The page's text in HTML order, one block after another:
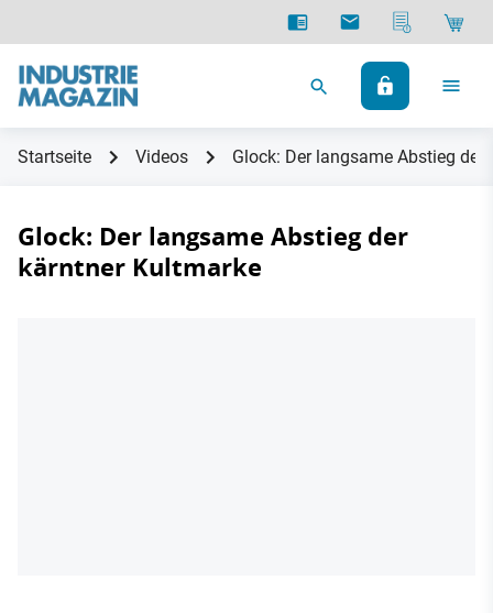
Startseite Videos Glock: Der langsame Abstieg der
Glock: Der langsame Abstieg der
kärntner Kultmarke